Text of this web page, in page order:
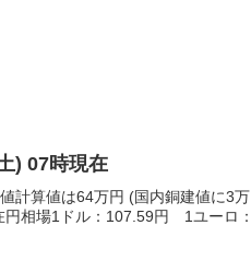
) 07時現在
計算値は64万円 (国内銅建値に3万
円相場1ドル：107.59円 1ユーロ：